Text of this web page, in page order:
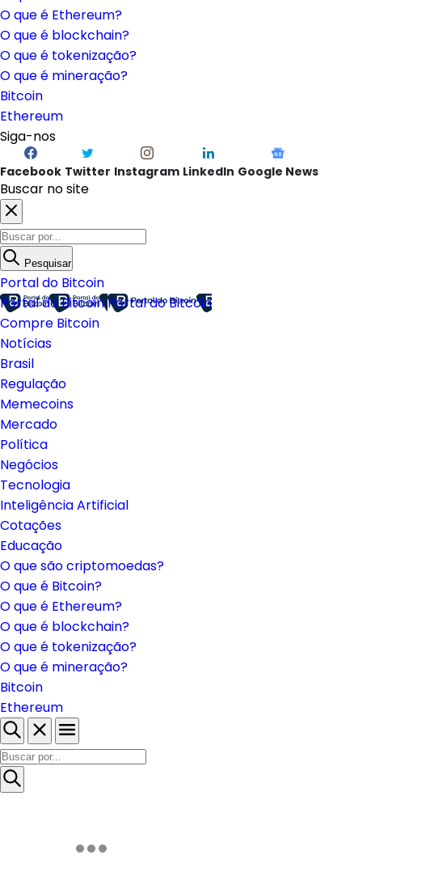
O que é Ethereum?
O que é blockchain?
O que é tokenização?
O que é mineração?
Bitcoin
Ethereum
Siga-nos
Facebook Twitter Instagram LinkedIn Google News
Buscar no site
Pesquisar
Portal do Bitcoin
Portal do BitcoinPortal do Bitcoin
Compre Bitcoin
Notícias
Brasil
Regulação
Memecoins
Mercado
Política
Negócios
Tecnologia
Inteligência Artificial
Cotações
Educação
O que são criptomoedas?
O que é Bitcoin?
O que é Ethereum?
O que é blockchain?
O que é tokenização?
O que é mineração?
Bitcoin
Ethereum